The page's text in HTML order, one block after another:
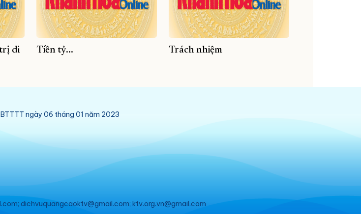
trị di
Tiền tỷ... Trách nhiệm
ngày 06 tháng 01 năm 2023
dichvuquangcaoktv@gmail.com; ktv.org.vn@gmail.com